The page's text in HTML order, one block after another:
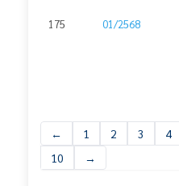
175 01/2568
← 1 2 3 4
10
→